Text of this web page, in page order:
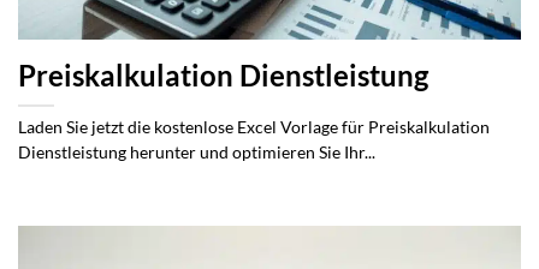
Preiskalkulation Dienstleistung
Laden Sie jetzt die kostenlose Excel Vorlage für Preiskalkulation
Dienstleistung herunter und optimieren Sie Ihr...